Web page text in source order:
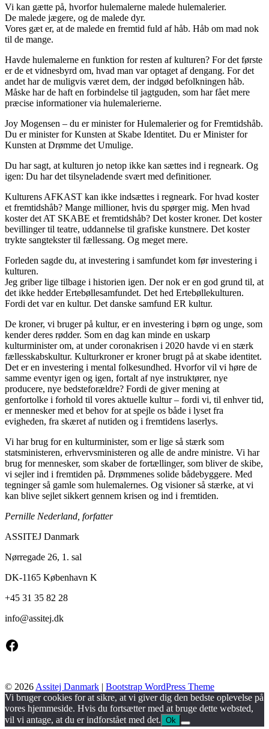
Vi kan gætte på, hvorfor hulemalerne malede hulemalerier.
De malede jægere, og de malede dyr.
Vores gæt er, at de malede en fremtid fuld af håb. Håb om mad nok
til de mange.
Havde hulemalerne en funktion for resten af kulturen? For det første
er de et vidnesbyrd om, hvad man var optaget af dengang. For det
andet har de muligvis været dem, der indgød befolkningen håb.
Måske har de haft en forbindelse til jagtguden, som har fået mere
præcise informationer via hulemalerierne.
Joy Mogensen – du er minister for Hulemalerier og for Fremtidshåb.
Du er minister for Kunsten at Skabe Identitet. Du er Minister for
Kunsten at Drømme det Umulige.
Du har sagt, at kulturen jo netop ikke kan sættes ind i regneark. Og
igen: Du har det tilsyneladende svært med definitioner.
Kulturens AFKAST kan ikke indsættes i regneark. For hvad koster
et fremtidshåb? Mange millioner, hvis du spørger mig. Men hvad
koster det AT SKABE et fremtidshåb? Det koster kroner. Det koster
bevillinger til teatre, uddannelse til grafiske kunstnere. Det koster
trykte sangtekster til fællessang. Og meget mere.
Forleden sagde du, at investering i samfundet kom før investering i
kulturen.
Jeg griber lige tilbage i historien igen. Der nok er en god grund til, at
det ikke hedder Ertebøllesamfundet. Det hed Ertebøllekulturen.
Fordi det var en kultur. Det danske samfund ER kultur.
De kroner, vi bruger på kultur, er en investering i børn og unge, som
kender deres rødder. Som en dag kan minde en uskarp
kulturminister om, at under coronakrisen i 2020 havde vi en stærk
fællesskabskultur. Kulturkroner er kroner brugt på at skabe identitet.
Det er en investering i mental folkesundhed. Hvorfor vil vi høre de
samme eventyr igen og igen, fortalt af nye instruktører, nye
producere, nye bedsteforældre? Fordi de giver mening at
genfortolke i forhold til vores aktuelle kultur – fordi vi, til enhver tid,
er mennesker med et behov for at spejle os både i lyset fra
evigheden, fra skæret af nutiden og i fremtidens laserlys.
Vi har brug for en kulturminister, som er lige så stærk som
statsministeren, erhvervsministeren og alle de andre ministre. Vi har
brug for mennesker, som skaber de fortællinger, som bliver de skibe,
vi sejler ind i fremtiden på. Drømmenes solide bådebyggere. Med
tegninger så gamle som hulemalernes. Og visioner så stærke, at vi
kan blive sejlet sikkert gennem krisen og ind i fremtiden.
Pernille Nederland, forfatter
ASSITEJ Danmark
Nørregade 26, 1. sal
DK-1165 København K
+45 31 35 82 28
info@assitej.dk
Facebook
© 2026Assitej Danmark | Bootstrap WordPress Theme
Vi bruger cookies for at sikre, at vi giver dig den bedste oplevelse på
vores hjemmeside. Hvis du fortsætter med at bruge dette websted,
vil vi antage, at du er indforstået med det. Ok